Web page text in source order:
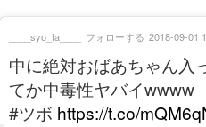
中に絶対おばあちゃん入
てか中毒性ヤバイwwww
#ツボ https://t.co/
____syo_ta____ フォローする 2018-09-01